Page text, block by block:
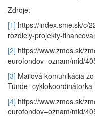
Zdroje:
[1] https://index.sme.sk/c/
rozdiely-projekty-
[2] https://www.zmos.sk/
eurofondov–oznam/mid/
[3] Mailová komunikácia
Tünde-
[4] https://www.zmos.sk/
eurofondov–oznam/mid/